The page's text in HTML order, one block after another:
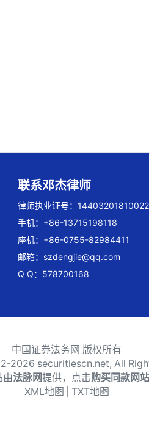
联系邓杰律师
律师执业证号：
手机：+86-13715198118
座机：+86-0755-82984411
邮箱： szdengjie@qq.com
Q Q：578700168
中国证券法务网 版权所有
2026 securitiescn.net, All
由法脉网提供，点击购买同款网站
XML地图 TXT地图